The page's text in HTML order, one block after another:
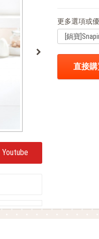
Youtube
更多選項或
直接購